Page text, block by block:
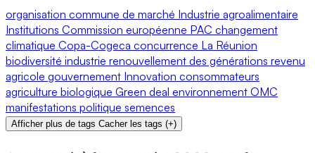
organisation commune de marché Industrie agroalimentaire
Institutions Commission européenne PAC changement
climatique Copa-Cogeca concurrence La Réunion
biodiversité industrie renouvellement des générations revenu
agricole gouvernement Innovation consommateurs
agriculture biologique Green deal environnement OMC
manifestations politique semences
Afficher plus de tags Cacher les tags (+)